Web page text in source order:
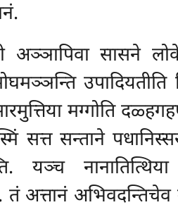
अञ्ञापिवा सासने
मग्गोति
सत्त सन्ताने
यञ्च
अभिवदन्तिचेव